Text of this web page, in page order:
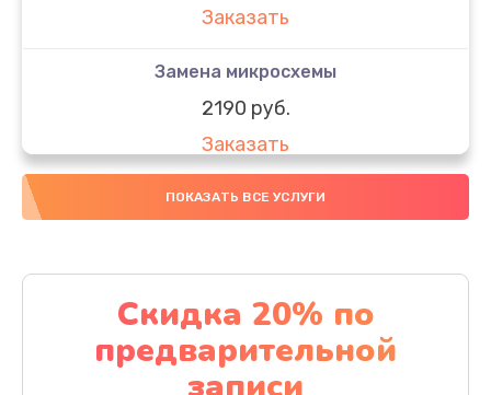
Заказать
Замена микросхемы
2190 руб.
Заказать
Замена передней камеры
Заказать
Замена полифонического динамика
390 руб.
ПОКАЗАТЬ ВСЕ УСЛУГИ
Скидка 20% по
предварительной